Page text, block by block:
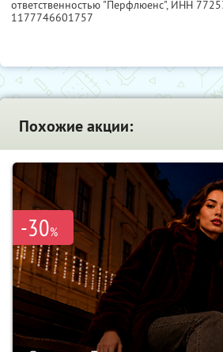
ответственностью "Перфлюенс", ИНН
1177746601757
Похожие акции:
-30%